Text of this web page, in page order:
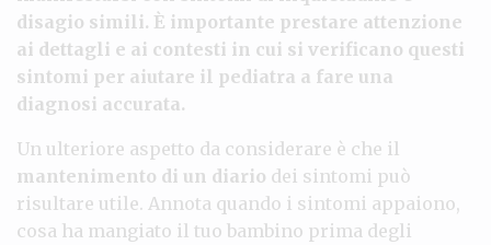
disagio simili. È importante prestare attenzione
ai dettagli e ai contesti in cui si verificano questi
sintomi per aiutare il pediatra a fare una
diagnosi accurata.
Un ulteriore aspetto da considerare è che il
mantenimento di un diario dei sintomi può
risultare utile. Annota quando i sintomi appaiono,
cosa ha mangiato il tuo bambino prima degli